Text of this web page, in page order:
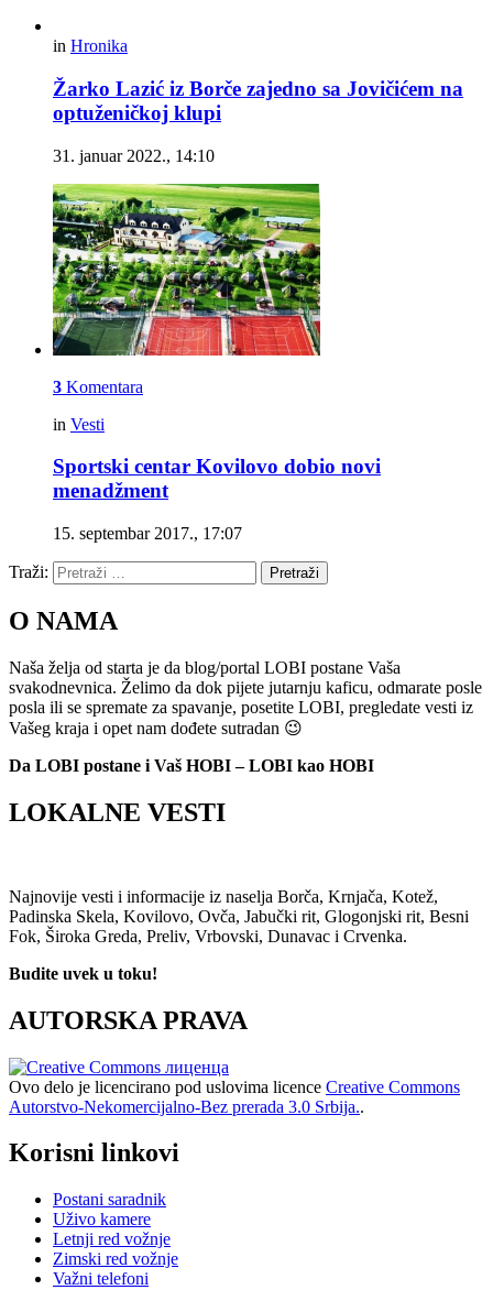
in Hronika
Žarko Lazić iz Borče zajedno sa Jovičićem na
optuženičkoj klupi
31. januar 2022., 14:10
3 Komentara
in Vesti
Sportski centar Kovilovo dobio novi
menadžment
15. septembar 2017., 17:07
Traži: Pretraži
O NAMA
Naša želja od starta je da blog/portal LOBI postane Vaša
svakodnevnica. Želimo da dok pijete jutarnju kaficu, odmarate posle
posla ili se spremate za spavanje, posetite LOBI, pregledate vesti iz
Vašeg kraja i opet nam dođete sutradan 😉
Da LOBI postane i Vaš HOBI – LOBI kao HOBI
LOKALNE VESTI
Najnovije vesti i informacije iz naselja Borča, Krnjača, Kotež,
Padinska Skela, Kovilovo, Ovča, Jabučki rit, Glogonjski rit, Besni
Fok, Široka Greda, Preliv, Vrbovski, Dunavac i Crvenka.
Budite uvek u toku!
AUTORSKA PRAVA
Ovo delo je licencirano pod uslovima licence Creative Commons
Autorstvo-Nekomercijalno-Bez prerada 3.0 Srbija..
Korisni linkovi
Postani saradnik
Uživo kamere
Letnji red vožnje
Zimski red vožnje
Važni telefoni